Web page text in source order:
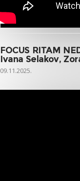
FOCUS RITAM
Ivana Selakov,
09.11.2025.